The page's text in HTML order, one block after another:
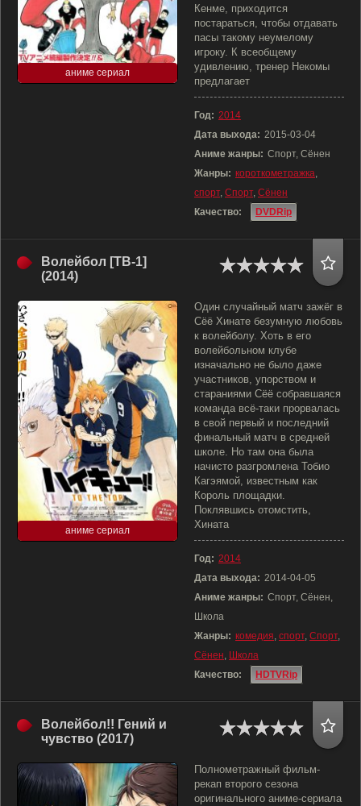
аниме сериал
Кенме, приходится
постараться, чтобы отдавать
пасы такому неумелому
игроку. К всеобщему
удивлению, тренер Некомы
предлагает
Год: 2014
Дата выхода: 2015-03-04
Аниме жанры: Спорт, Сёнен
Жанры: короткометражка,
спорт, Спорт, Сёнен
Качество:
DVDRip
Волейбол [ТВ-1]
(2014)
аниме сериал
Один случайный матч зажёг в
Сёё Хинате безумную любовь
к волейболу. Хоть в его
волейбольном клубе
изначально не было даже
участников, упорством и
стараниями Сёё собравшаяся
команда всё-таки прорвалась
в свой первый и последний
финальный матч в средней
школе. Но там она была
начисто разгромлена Тобио
Кагэямой, известным как
Король площадки.
Поклявшись отомстить,
Хината
Год: 2014
Дата выхода: 2014-04-05
Аниме жанры: Спорт, Сёнен,
Школа
Жанры: комедия, спорт, Спорт,
Сёнен, Школа
Качество:
HDTVRip
Волейбол!! Гений и
чувство (2017)
Полнометражный фильм-
рекап второго сезона
оригинального аниме-сериала